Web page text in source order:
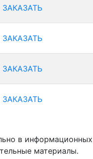
ЗАКАЗАТЬ
ЗАКАЗАТЬ
ЗАКАЗАТЬ
ЗАКАЗАТЬ
в информационных
материалы.